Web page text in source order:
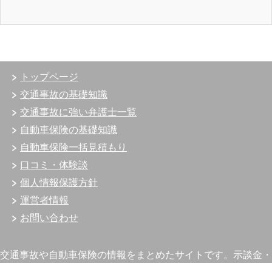
トップページ
交通事故の基礎知識
交通事故に強い弁護士一覧
自動車保険の基礎知識
自動車保険一括見積もり
口コミ・体験談
個人情報保護方針
運営者情報
お問い合わせ
交通事故や自動車保険の情報をまとめたサイトです。示談金・